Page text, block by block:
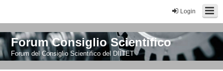
Login
Forum Consiglio Scientifico
Forum del Consiglio Scientifico del DIITET